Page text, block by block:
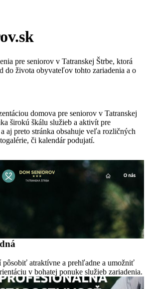
pre seniorov v Tatranskej Štrbe, ktorá
do života obyvateľov tohto zariadenia a o
domova pre seniorov v Tatranskej
širokú škálu služieb a aktivít pre
aj preto stránka obsahuje veľa rozličných
či kalendár podujatí.
pôsobiť atraktívne a prehľadne a umožniť
v bohatej ponuke služieb zariadenia.